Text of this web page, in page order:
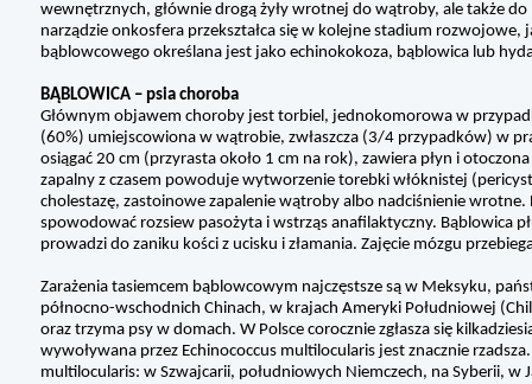
wewnętrznych, głównie drogą żyły wrotnej do wątroby, ale także
narządzie onkosfera przekształca się w kolejne stadium
bąblowcowego określana jest jako echinokokoza, bąblowica lub
BĄBLOWICA – psia choroba
Głównym objawem choroby jest torbiel, jednokomorowa w
(60%) umiejscowiona w wątrobie, zwłaszcza (3/4 przypadków) w
osiągać 20 cm (przyrasta około 1 cm na rok), zawiera płyn i
zapalny z czasem powoduje wytworzenie torebki włóknistej
cholestazę, zastoinowe zapalenie wątroby albo nadciśnienie
spowodować rozsiew pasożyta i wstrząs anafilaktyczny. Bąblowica
prowadzi do zaniku kości z ucisku i złamania. Zajęcie mózgu
Zarażenia tasiemcem bąblowcowym najczęstsze są w Meksyku,
północno-wschodnich Chinach, w krajach Ameryki Południowej
oraz trzyma psy w domach. W Polsce corocznie zgłasza się
wywoływana przez Echinococcus multilocularis jest znacznie
multilocularis: w Szwajcarii, południowych Niemczech, na Syberii,